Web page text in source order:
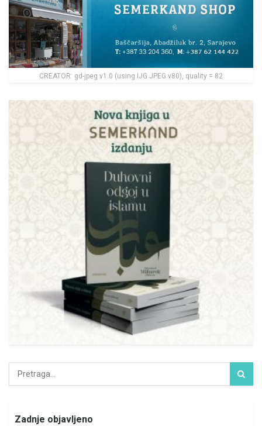
CREATOR: gd-jpeg v1.0 (using IJG JPEG v80), quality = 82
Zadnje objavljeno